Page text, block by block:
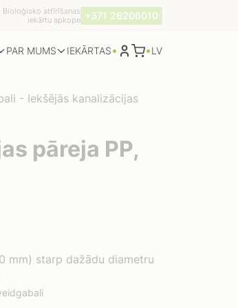
Bioloģisko attīrīšanas
iekārtu apkope +371 26206010
PAR MUMS IEKĀRTAS• •LV
- Iekšējās kanalizācijas
pāreja PP,
mm) starp dažādu diametru